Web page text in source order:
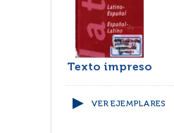
Texto impreso
VER EJEMPLARES